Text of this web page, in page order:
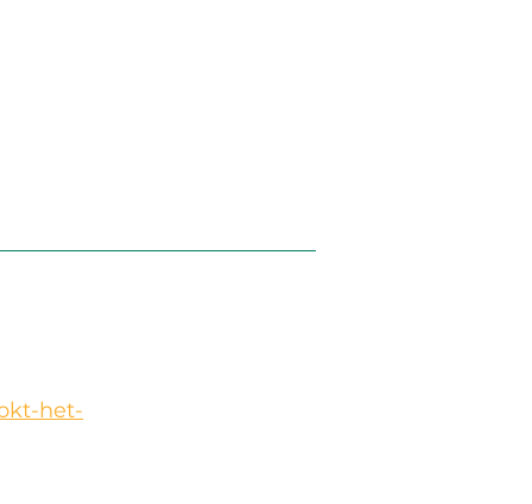
het-